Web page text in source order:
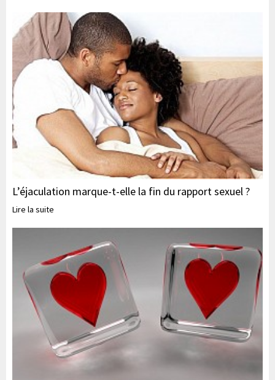
L’éjaculation marque-t-elle la fin du rapport sexuel ?
Lire la suite